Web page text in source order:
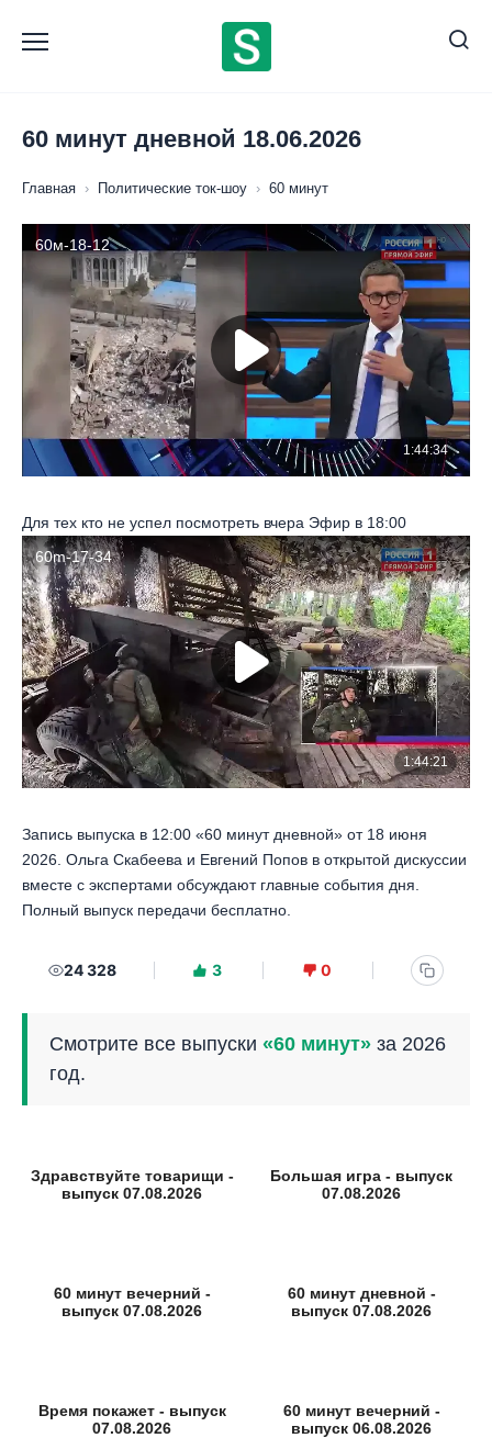
содержанию
60 минут дневной 18.06.2026
Главная › Политические ток-шоу › 60 минут
Для тех кто не успел посмотреть вчера Эфир в 18:00
Запись выпуска в 12:00 «60 минут дневной» от 18 июня
2026. Ольга Скабеева и Евгений Попов в открытой дискуссии
вместе с экспертами обсуждают главные события дня.
Полный выпуск передачи бесплатно.
24 328 3 0
Смотрите все выпуски «60 минут» за 2026
год.
Здравствуйте товарищи -
выпуск 07.08.2026
Большая игра - выпуск
07.08.2026
60 минут вечерний -
выпуск 07.08.2026
60 минут дневной -
выпуск 07.08.2026
Время покажет - выпуск
07.08.2026
60 минут вечерний -
выпуск 06.08.2026